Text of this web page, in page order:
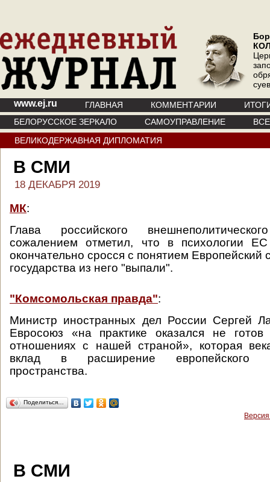
www.ej.ru ГЛАВНАЯ КОММЕНТАРИИ
БЕЛОРУССКОЕ ЗЕРКАЛО
САМОУПРАВЛЕНИЕ
ВЕЛИКОДЕРЖАВНАЯ ДИПЛОМАТИЯ
В СМИ
18 ДЕКАБРЯ 2019
МК:
Глава российского
сожалением отметил, что в психологии
окончательно сросся с понятием Европейский
государства из него "выпали".
"Комсомольская правда":
Министр иностранных дел России Сергей
Евросоюз «на практике оказался не
отношениях с нашей страной», которая
вклад в расширение европейского
пространства.
Поделиться…
В СМИ